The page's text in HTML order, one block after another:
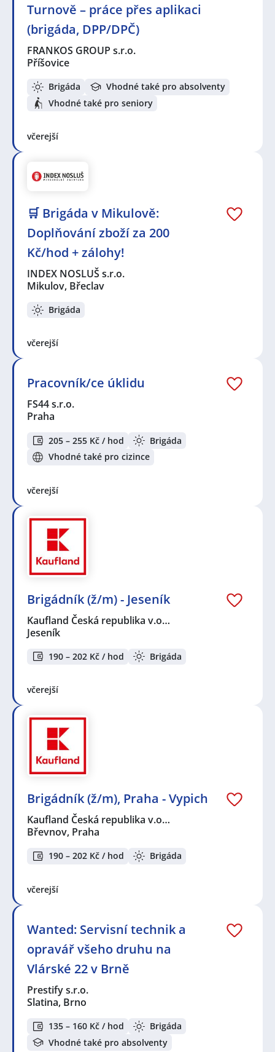
Turnově – práce přes aplikaci
(brigáda, DPP/DPČ)
FRANKOS GROUP s.r.o.
Příšovice
Brigáda
Vhodné také pro absolventy
Vhodné také pro seniory
včerejší
🛒 Brigáda v Mikulově:
Doplňování zboží za 200
Kč/hod + zálohy!
INDEX NOSLUŠ s.r.o.
Mikulov, Břeclav
Brigáda
včerejší
Pracovník/ce úklidu
FS44 s.r.o.
Praha
205 – 255 Kč / hod
Brigáda
Vhodné také pro cizince
včerejší
Brigádník (ž/m) - Jeseník
Kaufland Česká republika v.o…
Jeseník
190 – 202 Kč / hod Brigáda
včerejší
Brigádník (ž/m), Praha - Vypich
Kaufland Česká republika v.o…
Břevnov, Praha
190 – 202 Kč / hod Brigáda
včerejší
Wanted: Servisní technik a
opravář všeho druhu na
Vlárské 22 v Brně
Prestify s.r.o.
Slatina, Brno
135 – 160 Kč / hod
Brigáda
Vhodné také pro absolventy